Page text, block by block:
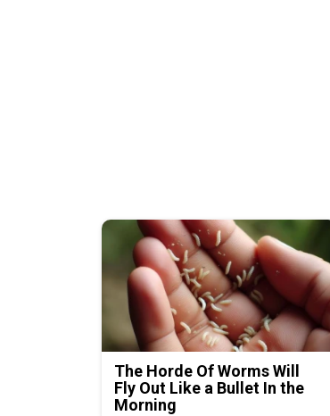
The Horde Of Worms Will
Fly Out Like a Bullet In the
Morning